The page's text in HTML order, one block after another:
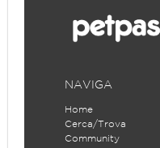
NAVIGA
Home
Cerca/Trova
Community